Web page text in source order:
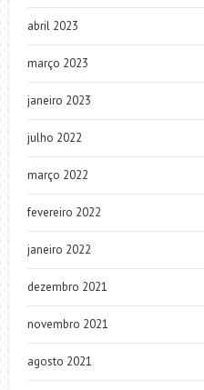
abril 2023
março 2023
janeiro 2023
julho 2022
março 2022
fevereiro 2022
janeiro 2022
dezembro 2021
novembro 2021
agosto 2021